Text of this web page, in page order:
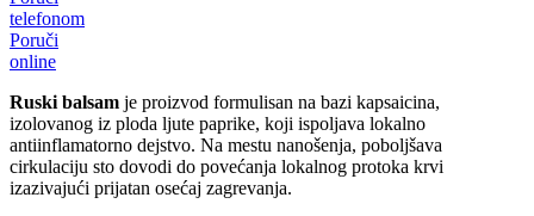
telefonom
Poruči
online
Ruski balsam je proizvod formulisan na bazi kapsaicina,
izolovanog iz ploda ljute paprike, koji ispoljava lokalno
antiinflamatorno dejstvo. Na mestu nanošenja, poboljšava
cirkulaciju sto dovodi do povećanja lokalnog protoka krvi
izazivajući prijatan osećaj zagrevanja.